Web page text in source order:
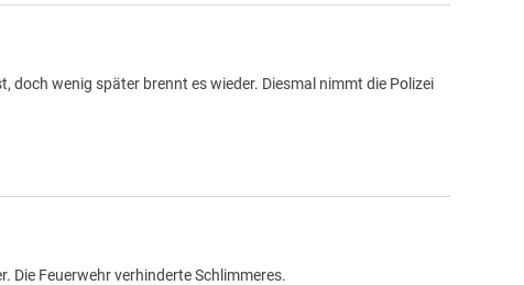
wenig später brennt es wieder. Diesmal nimmt die Polizei
Die Feuerwehr verhinderte Schlimmeres.